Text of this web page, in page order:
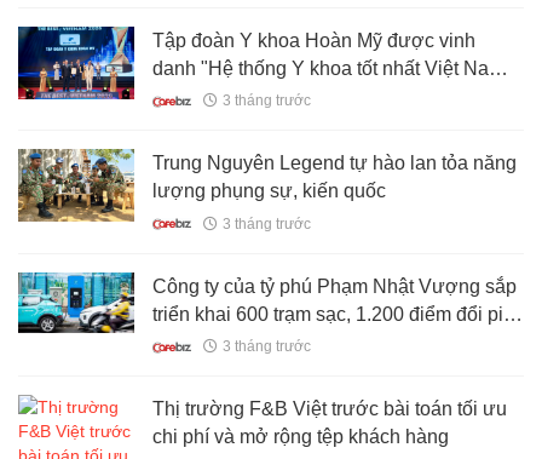
Tập đoàn Y khoa Hoàn Mỹ được vinh
danh "Hệ thống Y khoa tốt nhất Việt Nam
2026"
3 tháng trước
Trung Nguyên Legend tự hào lan tỏa năng
lượng phụng sự, kiến quốc
3 tháng trước
Công ty của tỷ phú Phạm Nhật Vượng sắp
triển khai 600 trạm sạc, 1.200 điểm đổi pin
tại Philippines
3 tháng trước
Thị trường F&B Việt trước bài toán tối ưu
chi phí và mở rộng tệp khách hàng